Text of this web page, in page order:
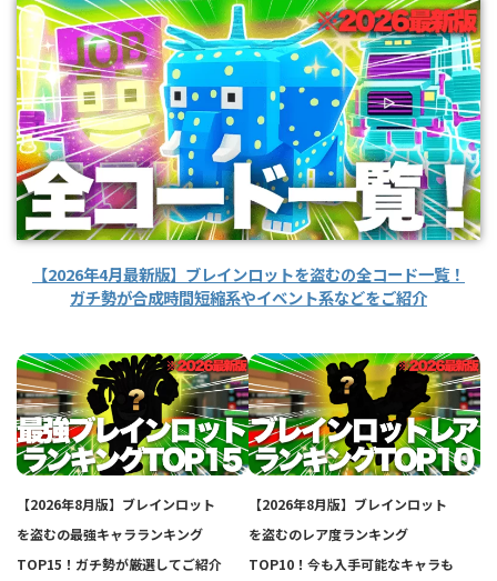
【2026年4月最新版】ブレインロットを盗むの全コード一覧！
ガチ勢が合成時間短縮系やイベント系などをご紹介
【2026年8月版】ブレインロット
を盗むの最強キャラランキング
TOP15！ガチ勢が厳選してご紹介
【2026年8月版】ブレインロット
を盗むのレア度ランキング
TOP10！今も入手可能なキャラも